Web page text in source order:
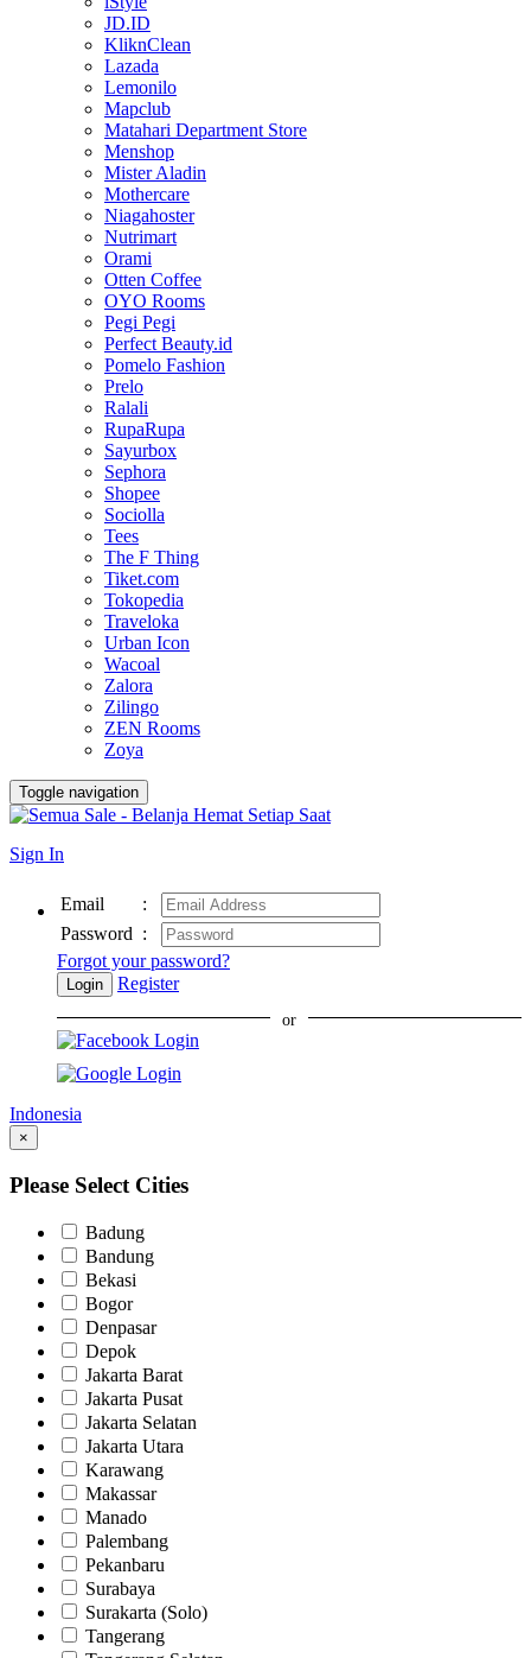
JD.ID
KliknClean
Lazada
Lemonilo
Mapclub
Matahari Department Store
Menshop
Mister Aladin
Mothercare
Niagahoster
Nutrimart
Orami
Otten Coffee
OYO Rooms
Pegi Pegi
Perfect Beauty.id
Pomelo Fashion
Prelo
Ralali
RupaRupa
Sayurbox
Sephora
Shopee
Sociolla
Tees
The F Thing
Tiket.com
Tokopedia
Traveloka
Urban Icon
Wacoal
Zalora
Zilingo
ZEN Rooms
Zoya
Toggle navigation
Sign In
Email
:
Password :
Forgot your password?
Login Register
or
Indonesia
×
Please Select Cities
Badung
Bandung
Bekasi
Bogor
Denpasar
Depok
Jakarta Barat
Jakarta Pusat
Jakarta Selatan
Jakarta Utara
Karawang
Makassar
Manado
Palembang
Pekanbaru
Surabaya
Surakarta (Solo)
Tangerang